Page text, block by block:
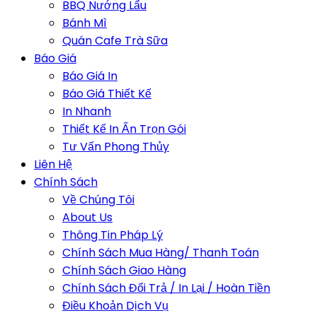
BBQ Nướng Lẩu
Bánh Mì
Quán Cafe Trà Sữa
Báo Giá
Báo Giá In
Báo Giá Thiết Kế
In Nhanh
Thiết Kế In Ấn Trọn Gói
Tư Vấn Phong Thủy
Liên Hệ
Chính Sách
Về Chúng Tôi
About Us
Thông Tin Pháp Lý
Chính Sách Mua Hàng/ Thanh Toán
Chính Sách Giao Hàng
Chính Sách Đổi Trả / In Lại / Hoàn Tiền
Điều Khoản Dịch Vụ